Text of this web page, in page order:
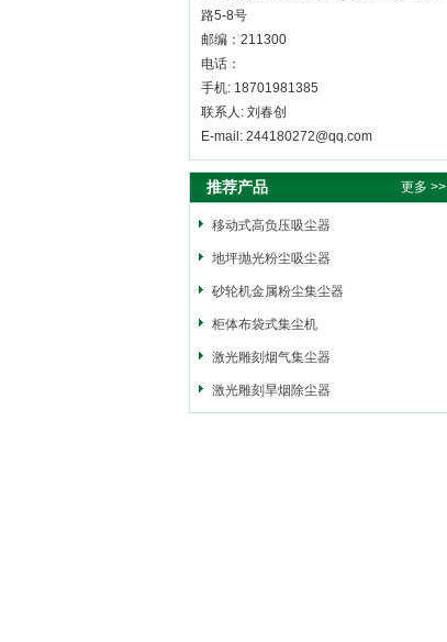
路5-8号
邮编：211300
电话：
手机: 18701981385
联系人: 刘春创
E-mail: 244180272@qq.com
推荐产品 更多 >>
移动式高负压吸尘器
地坪抛光粉尘吸尘器
砂轮机金属粉尘集尘器
柜体布袋式集尘机
激光雕刻烟气集尘器
激光雕刻旱烟除尘器